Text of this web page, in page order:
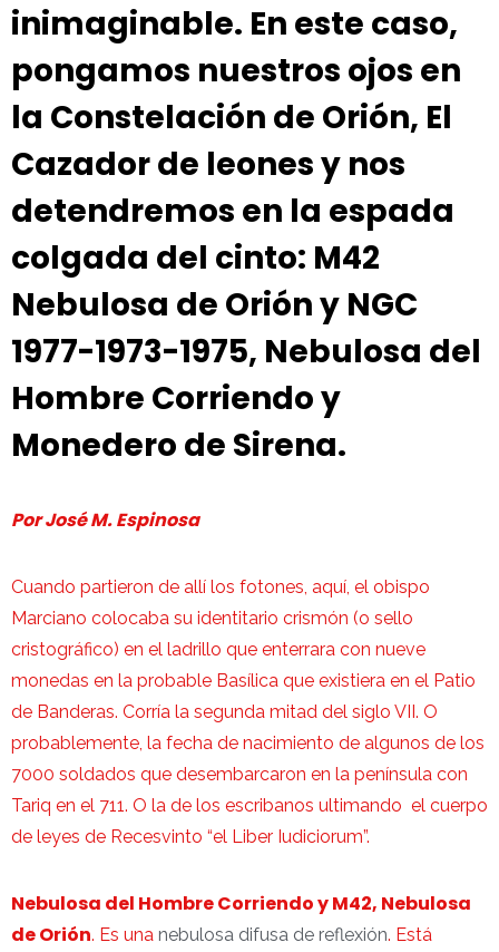
inimaginable. En este caso,
pongamos nuestros ojos en
la Constelación de Orión, El
Cazador de leones y nos
detendremos en la espada
colgada del cinto: M42
Nebulosa de Orión y NGC
1977-1973-1975, Nebulosa del
Hombre Corriendo y
Monedero de Sirena.
Por José M. Espinosa
Cuando partieron de allí los fotones, aquí, el obispo
Marciano colocaba su identitario crismón (o sello
cristográfico) en el ladrillo que enterrara con nueve
monedas en la probable Basílica que existiera en el Patio
de Banderas. Corría la segunda mitad del siglo VII. O
probablemente, la fecha de nacimiento de algunos de los
7000 soldados que desembarcaron en la península con
Tariq en el 711. O la de los escribanos ultimando el cuerpo
de leyes de Recesvinto “el Liber Iudiciorum”.
Nebulosa del Hombre Corriendo y M42, Nebulosa
de Orión. Es una nebulosa difusa de reflexión. Está